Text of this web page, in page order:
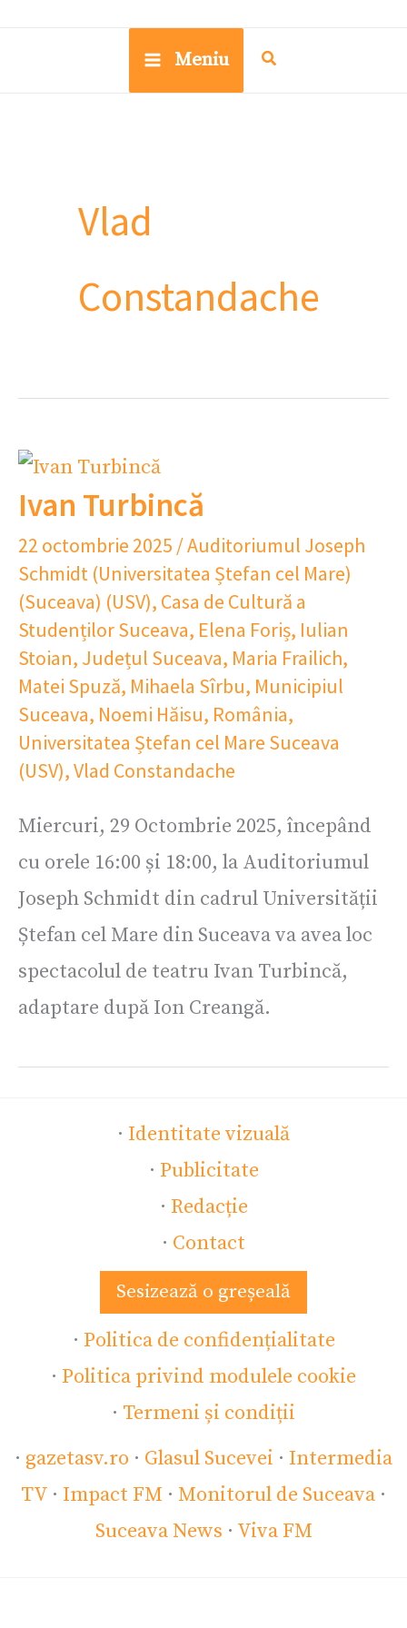
Meniu
Vlad
Constandache
Ivan Turbincă
22 octombrie 2025 /Auditoriumul Joseph
Schmidt (Universitatea Ștefan cel Mare)
(Suceava) (USV), Casa de Cultură a
Studenților Suceava, Elena Foriș, Iulian
Stoian, Județul Suceava, Maria Frailich,
Matei Spuză, Mihaela Sîrbu, Municipiul
Suceava, Noemi Hăisu, România,
Universitatea Ștefan cel Mare Suceava
(USV),Vlad Constandache
Miercuri, 29 Octombrie 2025, începând
cu orele 16:00 și 18:00, la Auditoriumul
Joseph Schmidt din cadrul Universității
Ștefan cel Mare din Suceava va avea loc
spectacolul de teatru Ivan Turbincă,
adaptare după Ion Creangă.
· Identitate vizuală
· Publicitate
· Redacție
· Contact
Sesizează o greșeală
· Politica de confidențialitate
· Politica privind modulele cookie
· Termeni și condiții
· gazetasv.ro · Glasul Sucevei · Intermedia
TV · Impact FM · Monitorul de Suceava ·
Suceava News · Viva FM